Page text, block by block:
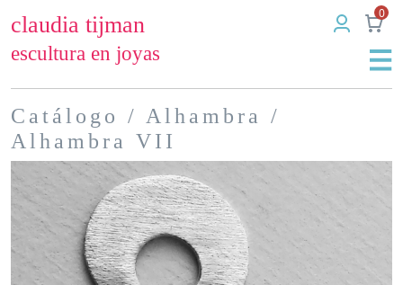
claudia tijman
escultura en joyas
0
Catálogo / Alhambra
/
Alhambra VII